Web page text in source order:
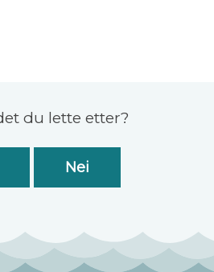
du lette etter?
Nei